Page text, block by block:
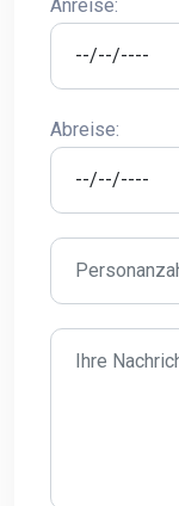
Anreise:
Abreise: